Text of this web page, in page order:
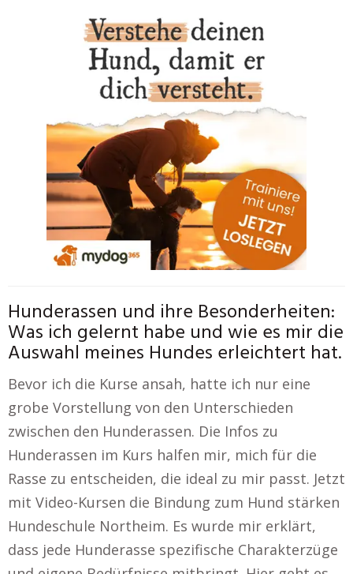
Hunderassen und ihre Besonderheiten:
Was ich gelernt habe und wie es mir die
Auswahl meines Hundes erleichtert hat.
Bevor ich die Kurse ansah, hatte ich nur eine
grobe Vorstellung von den Unterschieden
zwischen den Hunderassen. Die Infos zu
Hunderassen im Kurs halfen mir, mich für die
Rasse zu entscheiden, die ideal zu mir passt. Jetzt
mit Video-Kursen die Bindung zum Hund stärken
Hundeschule Northeim. Es wurde mir erklärt,
dass jede Hunderasse spezifische Charakterzüge